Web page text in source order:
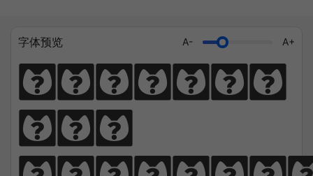
字体预览 A- A+
Diligen
ce